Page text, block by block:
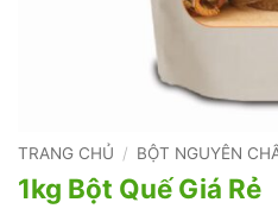
TRANG CHỦ / BỘT NGUYÊN
1kg Bột Quế Giá Rẻ